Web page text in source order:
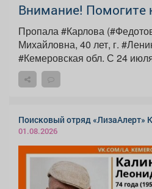
Внимание! Помогите
Пропала #Карлова
Михайловна, 40 лет, г.
#Кемеровская обл. С 24
Поисковый отряд «ЛизаАлерт»
01.08.2026